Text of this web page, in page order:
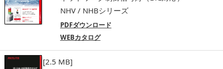
NHV / NHBシリーズ
PDFダウンロード
WEBカタログ
[2.5 MB]